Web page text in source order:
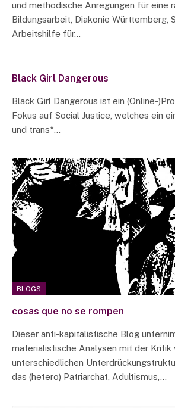
und methodische Anregungen für eine
Bildungsarbeit, Diakonie Württemberg,
Arbeitshilfe für…
Black Girl Dangerous
Black Girl Dangerous ist ein (Online-
Fokus auf Social Justice, welches ein
und trans*…
BLOGS
cosas que no se rompen
Dieser anti-kapitalistische Blog
materialistische Analysen mit der Kritik
unterschiedlichen
das (hetero) Patriarchat, Adultismus,…